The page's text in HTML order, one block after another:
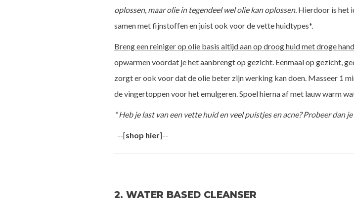
oplossen, maar olie in tegendeel wel olie kan oplossen. Hierdoor is het
samen met fijnstoffen en juist ook voor de vette huidtypes*.
Breng een reiniger op olie basis altijd aan op droog huid met droge
opwarmen voordat je het aanbrengt op gezicht. Eenmaal op gezicht,
zorgt er ook voor dat de olie beter zijn werking kan doen. Masseer 1
de vingertoppen voor het emulgeren. Spoel hierna af met lauw warm
* Heb je last van een vette huid en veel puistjes en acne? Probeer dan
--[shop hier]--
2. WATER BASED CLEANSER